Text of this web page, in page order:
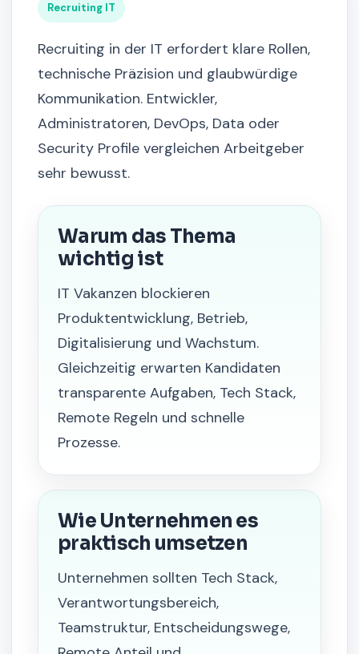
Recruiting IT
Recruiting in der IT erfordert klare Rollen,
technische Präzision und glaubwürdige
Kommunikation. Entwickler,
Administratoren, DevOps, Data oder
Security Profile vergleichen Arbeitgeber
sehr bewusst.
Warum das Thema
wichtig ist
IT Vakanzen blockieren
Produktentwicklung, Betrieb,
Digitalisierung und Wachstum.
Gleichzeitig erwarten Kandidaten
transparente Aufgaben, Tech Stack,
Remote Regeln und schnelle
Prozesse.
Wie Unternehmen es
praktisch umsetzen
Unternehmen sollten Tech Stack,
Verantwortungsbereich,
Teamstruktur, Entscheidungswege,